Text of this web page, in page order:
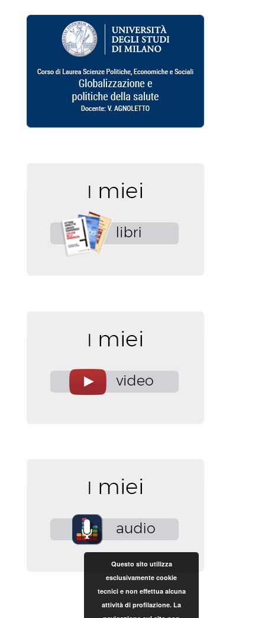
Questo sito utilizza
esclusivamente cookie
tecnici e non effettua alcuna
attività di profilazione. La